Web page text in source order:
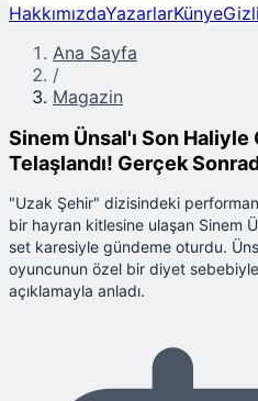
HakkımızdaYazarlarKünye
Ana Sayfa
/
Magazin
Sinem Ünsal'ı Son Haliyle
Telaşlandı! Gerçek
"Uzak Şehir" dizisindeki
bir hayran kitlesine ulaşan Sinem
set karesiyle gündeme oturdu.
oyuncunun özel bir diyet
açıklamayla anladı.